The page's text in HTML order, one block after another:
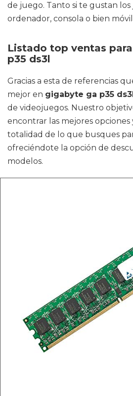
de juego. Tanto si te gustan los
ordenador, consola o bien
Listado top ventas
p35 ds3l
Gracias a esta de referencias
mejor en gigabyte ga p35
de videojuegos. Nuestro
encontrar las mejores opciones
totalidad de lo que busques
ofreciéndote la opción de
modelos.